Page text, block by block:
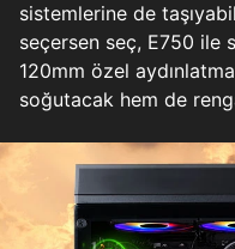
sistemlerine de
seçersen seç, E750 ile
120mm özel
soğutacak hem de